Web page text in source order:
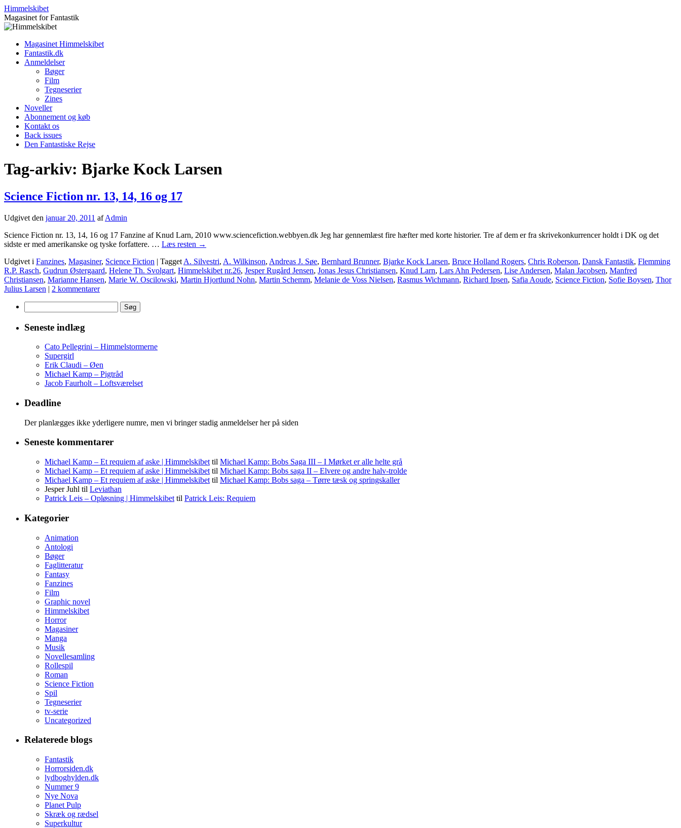
Hop
til
indhold
Himmelskibet
Magasinet for Fantastik
Magasinet Himmelskibet
Fantastik.dk
Anmeldelser
Bøger
Film
Tegneserier
Zines
Noveller
Abonnement og køb
Kontakt os
Back issues
Den Fantastiske Rejse
Tag-arkiv: Bjarke Kock Larsen
Science Fiction nr. 13, 14, 16 og 17
Udgivet den januar 20, 2011 af Admin
Science Fiction nr. 13, 14, 16 og 17 Fanzine af Knud Larn, 2010 www.sciencefiction.webbyen.dk Jeg har gennemlæst fire hæfter med korte historier. Tre af dem er fra skrivekonkurrencer holdt i DK og det
sidste er med amerikanske og tyske forfattere. … Læs resten →
Udgivet i Fanzines, Magasiner, Science Fiction | Tagget A. Silvestri, A. Wilkinson, Andreas J. Søe, Bernhard Brunner, Bjarke Kock Larsen, Bruce Holland Rogers, Chris Roberson, Dansk Fantastik, Flemming
R.P. Rasch, Gudrun Østergaard, Helene Th. Svolgart, Himmelskibet nr.26, Jesper Rugård Jensen, Jonas Jesus Christiansen, Knud Larn, Lars Ahn Pedersen, Lise Andersen, Malan Jacobsen, Manfred
Christiansen, Marianne Hansen, Marie W. Oscilowski, Martin Hjortlund Nohn, Martin Schemm, Melanie de Voss Nielsen, Rasmus Wichmann, Richard Ipsen, Safia Aoude, Science Fiction, Sofie Boysen, Thor
Julius Larsen | 2 kommentarer
efter:
Seneste indlæg
Cato Pellegrini – Himmelstormerne
Supergirl
Erik Claudi – Øen
Michael Kamp – Pigtråd
Jacob Faurholt – Loftsværelset
Deadline
Der planlægges ikke yderligere numre, men vi bringer stadig anmeldelser her på siden
Seneste kommentarer
Michael Kamp – Et requiem af aske | Himmelskibet til Michael Kamp: Bobs Saga III – I Mørket er alle helte grå
Michael Kamp – Et requiem af aske | Himmelskibet til Michael Kamp: Bobs saga II – Elvere og andre halv-trolde
Michael Kamp – Et requiem af aske | Himmelskibet til Michael Kamp: Bobs saga – Tørre tæsk og springskaller
Jesper Juhl til Leviathan
Patrick Leis – Opløsning | Himmelskibet til Patrick Leis: Requiem
Kategorier
Animation
Antologi
Bøger
Faglitteratur
Fantasy
Fanzines
Film
Graphic novel
Himmelskibet
Horror
Magasiner
Manga
Musik
Novellesamling
Rollespil
Roman
Science Fiction
Spil
Tegneserier
tv-serie
Uncategorized
Relaterede blogs
Fantastik
Horrorsiden.dk
lydboghylden.dk
Nummer 9
Nye Nova
Planet Pulp
Skræk og rædsel
Superkultur